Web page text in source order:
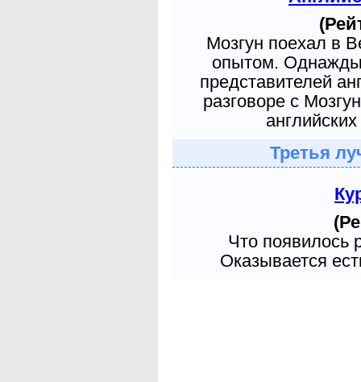
Мозгун поехал в
опытом. Однажды
представителей
разговоре с
Третья
Что появилось
Оказывается